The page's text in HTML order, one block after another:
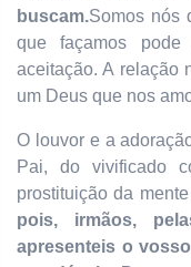
buscam.Somos nós
que façamos
aceitação. A relação
um Deus que nos
O louvor e a
Pai, do vivificado
prostituição da
pois, irmãos,
apresenteis o